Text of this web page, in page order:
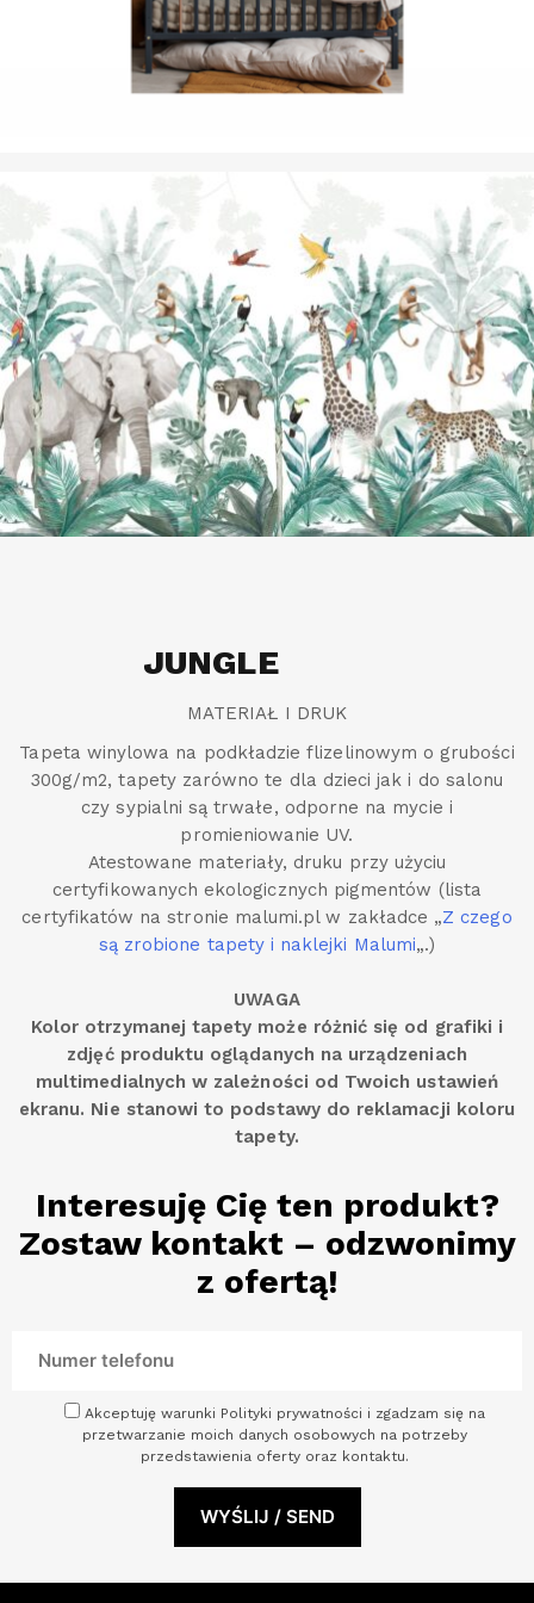
JUNGLE
MATERIAŁ I DRUK
Tapeta winylowa na podkładzie flizelinowym o grubości
300g/m2, tapety zarówno te dla dzieci jak i do salonu
czy sypialni są trwałe, odporne na mycie i
promieniowanie UV.
Atestowane materiały, druku przy użyciu
certyfikowanych ekologicznych pigmentów (lista
certyfikatów na stronie malumi.pl w zakładce „Z czego
są zrobione tapety i naklejki Malumi„.)
UWAGA
Kolor otrzymanej tapety może różnić się od grafiki i
zdjęć produktu oglądanych na urządzeniach
multimedialnych w zależności od Twoich ustawień
ekranu. Nie stanowi to podstawy do reklamacji koloru
tapety.
Interesuję Cię ten produkt?
Zostaw kontakt – odzwonimy
z ofertą!
Akceptuję warunki Polityki prywatności i zgadzam się na
przetwarzanie moich danych osobowych na potrzeby
przedstawienia oferty oraz kontaktu.